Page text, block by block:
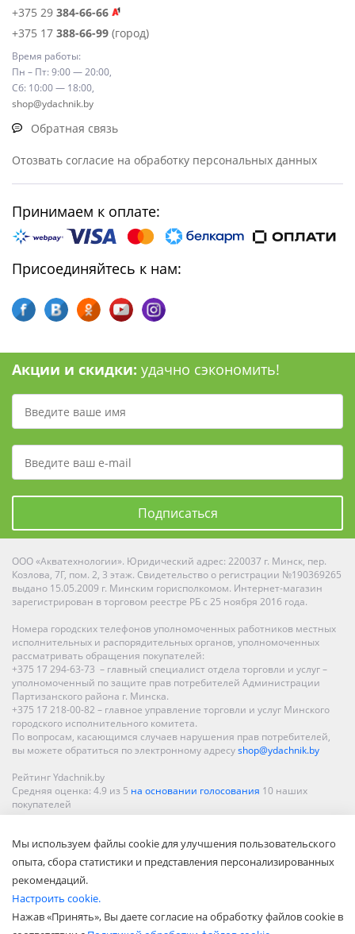
+375 29 384-66-66
+375 17 388-66-99 (город)
Время работы:
Пн – Пт: 9:00 — 20:00,
Сб: 10:00 — 18:00,
shop@ydachnik.by
Обратная связь
Отозвать согласие на обработку персональных данных
Принимаем к оплате:
Присоединяйтесь к нам:
Акции и скидки: удачно сэкономить!
Подписаться
ООО «Акватехнологии». Юридический адрес: 220037 г. Минск, пер.
Козлова, 7Г, пом. 2, 3 этаж. Свидетельство о регистрации №190369265
выдано 15.05.2009 г. Минским горисполкомом. Интернет-магазин
зарегистрирован в торговом реестре РБ с 25 ноября 2016 года.
Номера городских телефонов уполномоченных работников местных
исполнительных и распорядительных органов, уполномоченных
рассматривать обращения покупателей:
+375 17 294-63-73 – главный специалист отдела торговли и услуг –
уполномоченный по защите прав потребителей Администрации
Партизанского района г. Минска.
+375 17 218-00-82 – главное управление торговли и услуг Минского
городского исполнительного комитета.
По вопросам, касающимся случаев нарушения прав потребителей,
вы можете обратиться по электронному адресуshop@ydachnik.by
Рейтинг Ydachnik.by
Средняя оценка: 4.9 из 5 на основании голосования 10 наших
покупателей
Гродно, Могилеве, Бобруйске, Барановичах, Молодечно,
Новополоцке, Пинске, Солигорске. При заказе в интернет-магазине
доставка осуществляется по всей Беларуси.
Мы используем файлы cookie для улучшения пользовательского
опыта, сбора статистики и представления персонализированных
рекомендаций.
Настроить cookie.
Нажав «Принять», Вы даете согласие на обработку файлов cookie в